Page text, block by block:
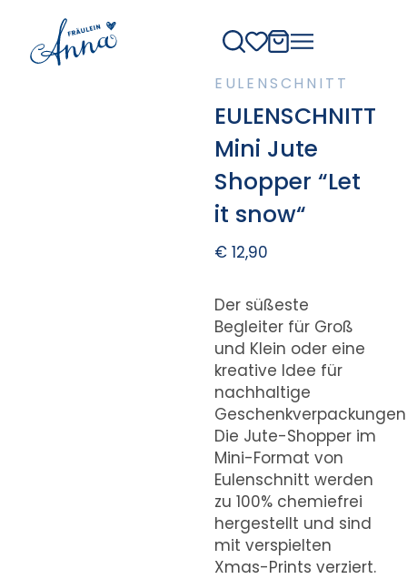
EULENSCHNITT
EULENSCHNITT
Mini Jute
Shopper “Let
it snow“
€12,90
Der süßeste
Begleiter für Groß
und Klein oder eine
kreative Idee für
nachhaltige
Die Jute-Shopper im
Mini-Format von
Eulenschnitt werden
zu 100% chemiefrei
hergestellt und sind
mit verspielten
Xmas-Prints verziert.